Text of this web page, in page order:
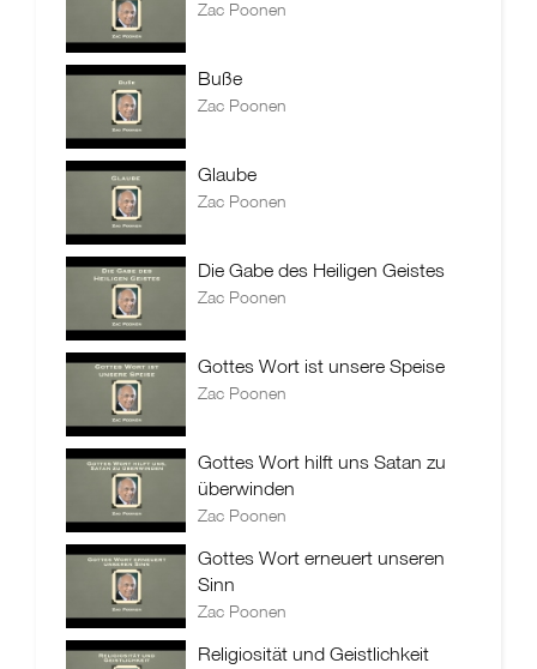
Zac Poonen
Buße
Zac Poonen
Glaube
Zac Poonen
Die Gabe des Heiligen Geistes
Zac Poonen
Gottes Wort ist unsere Speise
Zac Poonen
Gottes Wort hilft uns Satan zu
überwinden
Zac Poonen
Gottes Wort erneuert unseren
Sinn
Zac Poonen
Religiosität und Geistlichkeit